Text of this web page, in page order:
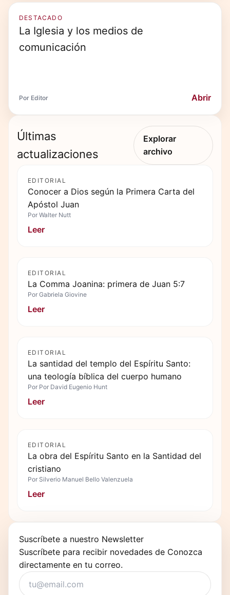
DESTACADO
La Iglesia y los medios de
comunicación
Por Editor Abrir
Últimas
actualizaciones
Explorar
archivo
EDITORIAL
Conocer a Dios según la Primera Carta del
Apóstol Juan
Por Walter Nutt
Leer
EDITORIAL
La Comma Joanina: primera de Juan 5:7
Por Gabriela Giovine
Leer
EDITORIAL
La santidad del templo del Espíritu Santo:
una teología bíblica del cuerpo humano
Por Por David Eugenio Hunt
Leer
EDITORIAL
La obra del Espíritu Santo en la Santidad del
cristiano
Por Silverio Manuel Bello Valenzuela
Leer
Suscríbete a nuestro Newsletter
Suscríbete para recibir novedades de Conozca
directamente en tu correo.